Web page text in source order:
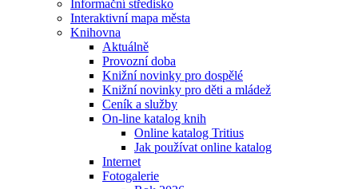
Informační středisko
Interaktivní mapa města
Knihovna
Aktuálně
Provozní doba
Knižní novinky pro dospělé
Knižní novinky pro děti a mládež
Ceník a služby
On-line katalog knih
Online katalog Tritius
Jak používat online katalog
Internet
Fotogalerie